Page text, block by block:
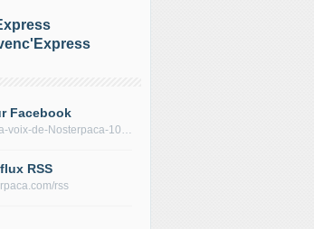
Facebook
//facebook.com/La-voix-de-Nosterpaca-106434384284735
RSS
rss